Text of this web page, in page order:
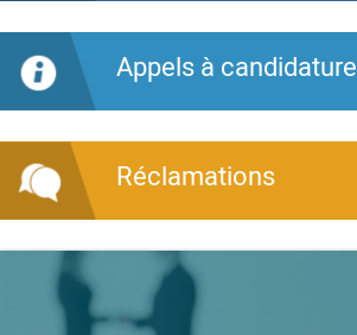
Appels à candidature
Réclamations